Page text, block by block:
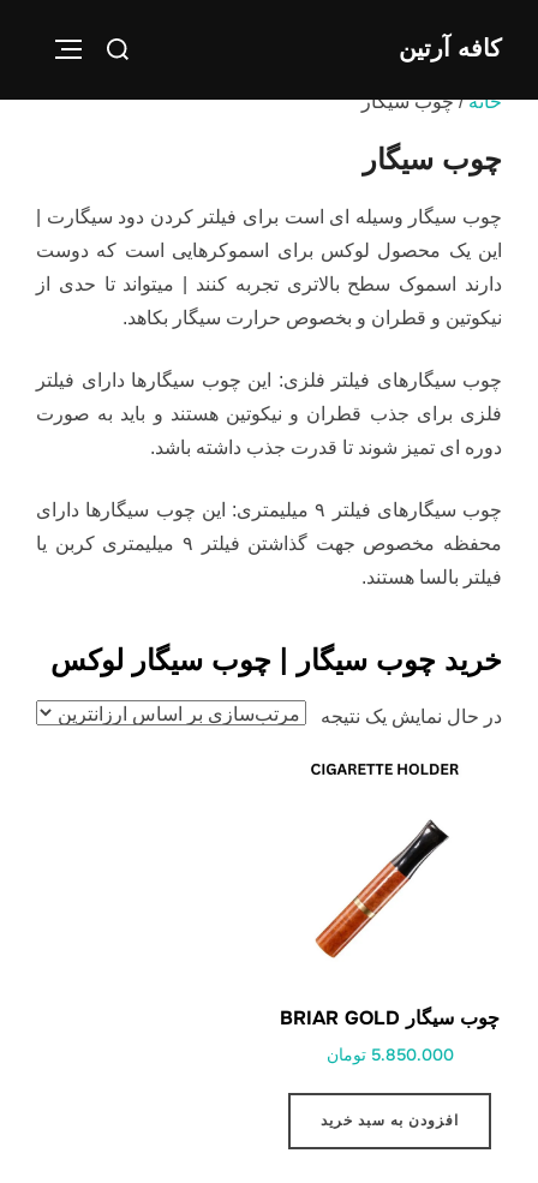
کافه آرتین
Search
خانه/ چوب سیگار
چوب سیگار
چوب سیگار وسیله ای است برای فیلتر کردن دود سیگارت |
این یک محصول لوکس برای اسموکرهایی است که دوست
دارند اسموک سطح بالاتری تجربه کنند | میتواند تا حدی از
نیکوتین و قطران و بخصوص حرارت سیگار بکاهد.
چوب سیگارهای فیلتر فلزی: این چوب سیگارها دارای فیلتر
فلزی برای جذب قطران و نیکوتین هستند و باید به صورت
دوره ای تمیز شوند تا قدرت جذب داشته باشد.
چوب سیگارهای فیلتر ۹ میلیمتری: این چوب سیگارها دارای
محفظه مخصوص جهت گذاشتن فیلتر ۹ میلیمتری کربن یا
فیلتر بالسا هستند.
خرید چوب سیگار | چوب سیگار لوکس
در حال نمایش یک نتیجه
چوب سیگار BRIAR GOLD
5.850.000 تومان
افزودن به سبد خرید